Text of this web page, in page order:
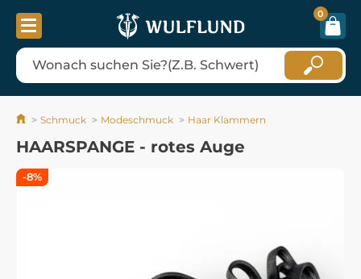
0
Schmuck Modeschmuck Haar Klammern
HAARSPANGE - rotes Auge
-8%